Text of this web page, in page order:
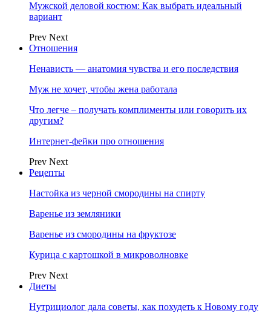
Мужской деловой костюм: Как выбрать идеальный
вариант
Prev Next
Отношения
Ненависть — анатомия чувства и его последствия
Муж не хочет, чтобы жена работала
Что легче – получать комплименты или говорить их
другим?
Интернет-фейки про отношения
Prev Next
Рецепты
Настойка из черной смородины на спирту
Варенье из земляники
Варенье из смородины на фруктозе
Курица с картошкой в микроволновке
Prev Next
Диеты
Нутрициолог дала советы, как похудеть к Новому году